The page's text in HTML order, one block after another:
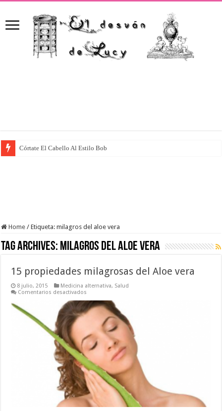
Córtate El Cabello Al Estilo Bob
Home / Etiqueta:milagros del aloe vera
Tag Archives: milagros del aloe vera
15 propiedades milagrosas del Aloe vera
8 julio, 2015 Medicina alternativa, Salud
Comentarios desactivados
propiedades
milagrosas